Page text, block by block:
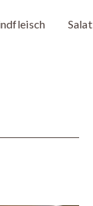
Salat